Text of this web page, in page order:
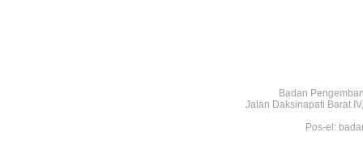
Badan
Jalan Daksinapati Barat
Pos-el: